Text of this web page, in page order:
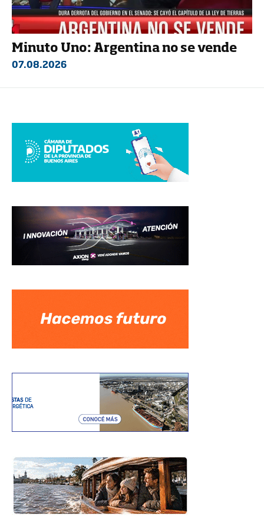
Minuto Uno: Argentina no se vende
07.08.2026